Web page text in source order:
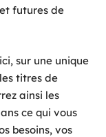
futures de
sur une unique
titres de
ainsi les
ce qui vous
besoins, vos